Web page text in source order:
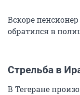
Вскоре
обратился в
Стрельба в
В Тегеране